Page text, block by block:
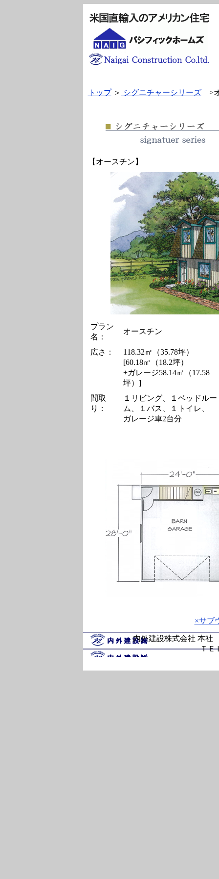
トップ ＞ シグニチャーシリーズ>オ
【オースチン】
プラン
名：
オースチン
広さ：
118.32㎡（35.78坪）
[60.18㎡（18.2坪）
+ガレージ58.14㎡（17.58
坪）]
間取
り：
１リビング、１ベッドルー
ム、１バス、１トイレ、
ガレージ車2台分
×サブ
内外建設株式会社 本
Ｔ